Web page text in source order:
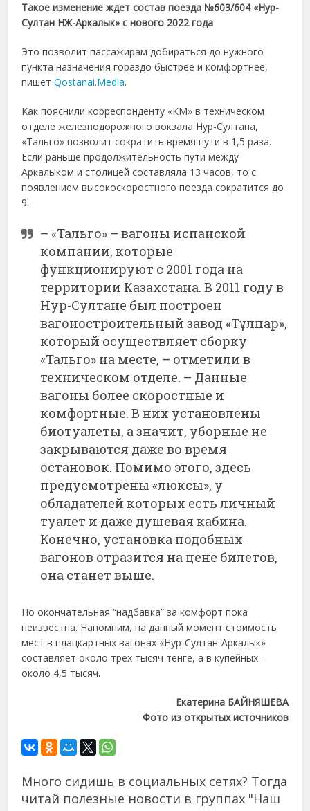
Такое изменение ждет состав поезда №603/604 «Нур-
Султан НЖ-Аркалык» с нового 2022 года
Это позволит пассажирам добираться до нужного
пункта назначения гораздо быстрее и комфортнее,
пишетQostanai.Media.
Как пояснили корреспонденту «КМ» в техническом
отделе железнодорожного вокзала Нур-Султана,
«Тальго» позволит сократить время пути в 1,5 раза.
Если раньше продолжительность пути между
Аркалыком и столицей составляла 13 часов, то с
появлением высокоскоростного поезда сократится до
9.
– «Тальго» – вагоны испанской
компании, которые
функционируют с 2001 года на
территории Казахстана. В 2011 году в
Нур-Султане был построен
вагоностроительный завод «Тұлпар»,
который осуществляет сборку
«Тальго» на месте, – отметили в
техническом отделе. – Данные
вагоны более скоростные и
комфортные. В них установлены
биотуалеты, а значит, уборные не
закрываются даже во время
остановок. Помимо этого, здесь
предусмотрены «люксы», у
обладателей которых есть личный
туалет и даже душевая кабина.
Конечно, установка подобных
вагонов отразится на цене билетов,
она станет выше.
Но окончательная “надбавка” за комфорт пока
неизвестна. Напомним, на данный момент стоимость
мест в плацкартных вагонах «Нур-Султан-Аркалык»
составляет около трех тысяч тенге, а в купейных –
около 4,5 тысяч.
Екатерина БАЙНЯШЕВА
Фото из открытых источников
Много сидишь в социальных сетях? Тогда
читай полезные новости в группах "Наш